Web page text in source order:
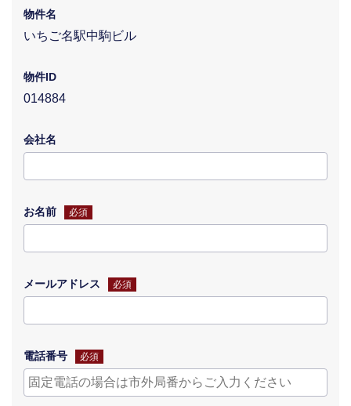
物件名
いちご名駅中駒ビル
物件ID
014884
会社名
お名前 必須
メールアドレス 必須
電話番号 必須